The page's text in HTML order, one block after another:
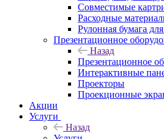
Совместимые
Расходные
Рулонная бумага
Презентационное
Назад
Презентационное
Интерактивные
Проекторы
Проекционные
Акции
Услуги
Назад